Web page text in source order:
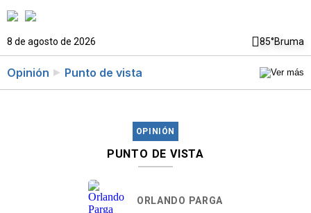
8 de agosto de 2026 85°Bruma
Opinión Punto de vista
OPINIÓN
PUNTO DE VISTA
ORLANDO PARGA